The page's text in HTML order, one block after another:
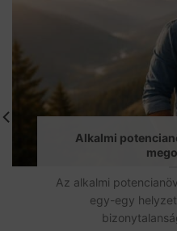
Alkalmi
Az alkalmi
egy-egy